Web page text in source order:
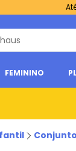
FEMININO